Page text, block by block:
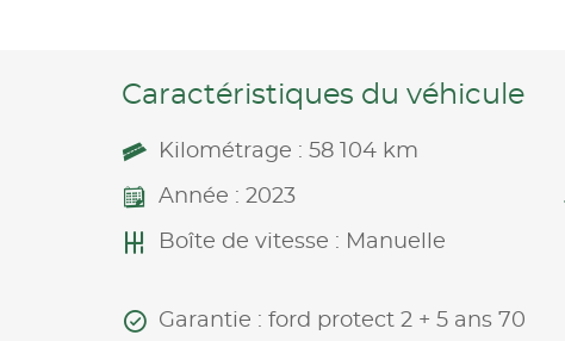
Caractéristiques du véhicule
Kilométrage : 58 104 km
Année : 2023
Boîte de vitesse : Manuelle
Garantie : ford protect 2 + 5 ans 70